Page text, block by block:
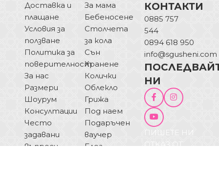
Доставка и
плащане
Условия за
ползване
Политика за
поверителност
За нас
Размери
Шоурум
Консултации
Често
задавани
въпроси
За мама
Бебеносене
Столчета
за кола
Сън
Хранене
Колички
Облекло
Грижа
Под наем
Подаръчен
ваучер
Блог
КОНТАКТИ
0885 757
544
0894 618 950
info@sgusheni.com
НИ
ОТКАЗ ОТ